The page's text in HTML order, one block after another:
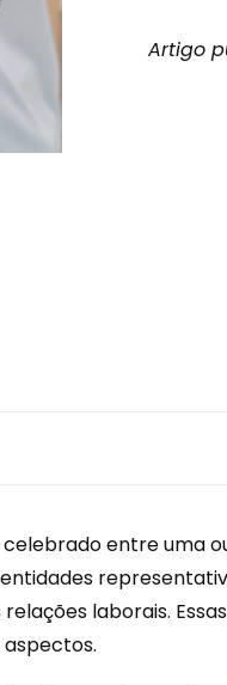
Artigo
entre uma
laborais.